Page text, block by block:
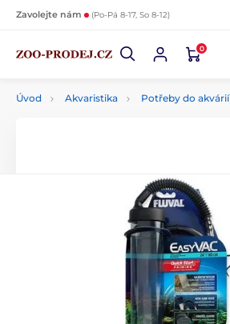
Zavolejte nám (Po-Pá 8-17, So 8-12)
0
Úvod Akvaristika Potřeby do akvárií